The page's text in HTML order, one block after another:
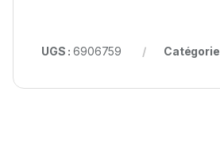
UGS :6906759